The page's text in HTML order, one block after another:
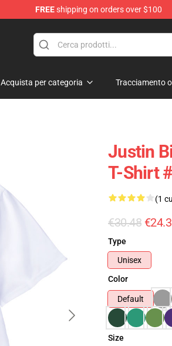
FREEshipping on orders over $100
Acquista per categoria Tracciamento
Justin
T-Shirt
(1
€30.48
Type
Unisex
Color
Default
Size